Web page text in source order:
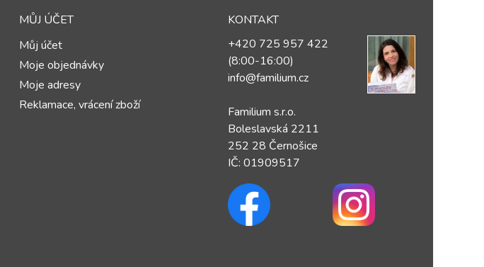
MŮJ ÚČET
Můj účet
Moje objednávky
Moje adresy
Reklamace, vrácení zboží
KONTAKT
+420 725 957 422
(8:00-16:00)
info@familium.cz
Familium s.r.o.
Boleslavská 2211
252 28 Černošice
IČ: 01909517